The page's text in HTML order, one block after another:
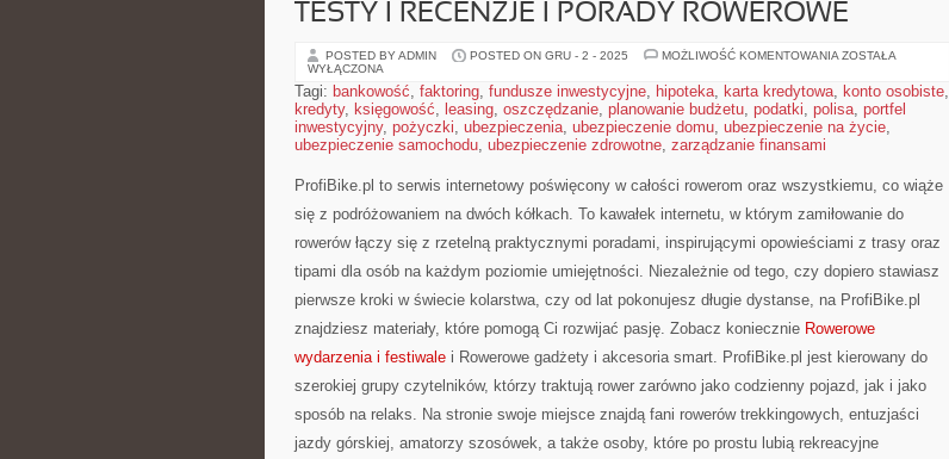
TESTY I RECENZJE I PORADY ROWEROWE
POSTED BY ADMIN POSTED ON GRU - 2 - 2025 MOŻLIWOŚĆ KOMENTOWANIA TESTY
PORADY
ROWEROWE
ZOSTAŁA
WYŁĄCZONA
Tagi: bankowość, faktoring, fundusze inwestycyjne, hipoteka, karta kredytowa, konto osobiste,
kredyty, księgowość, leasing, oszczędzanie, planowanie budżetu, podatki, polisa, portfel
inwestycyjny, pożyczki, ubezpieczenia, ubezpieczenie domu, ubezpieczenie na życie,
ubezpieczenie samochodu, ubezpieczenie zdrowotne, zarządzanie finansami
ProfiBike.pl to serwis internetowy poświęcony w całości rowerom oraz wszystkiemu, co wiąże
się z podróżowaniem na dwóch kółkach. To kawałek internetu, w którym zamiłowanie do
rowerów łączy się z rzetelną praktycznymi poradami, inspirującymi opowieściami z trasy oraz
tipami dla osób na każdym poziomie umiejętności. Niezależnie od tego, czy dopiero stawiasz
pierwsze kroki w świecie kolarstwa, czy od lat pokonujesz długie dystanse, na ProfiBike.pl
znajdziesz materiały, które pomogą Ci rozwijać pasję. Zobacz koniecznie Rowerowe
wydarzenia i festiwale i Rowerowe gadżety i akcesoria smart. ProfiBike.pl jest kierowany do
szerokiej grupy czytelników, którzy traktują rower zarówno jako codzienny pojazd, jak i jako
sposób na relaks. Na stronie swoje miejsce znajdą fani rowerów trekkingowych, entuzjaści
jazdy górskiej, amatorzy szosówek, a także osoby, które po prostu lubią rekreacyjne